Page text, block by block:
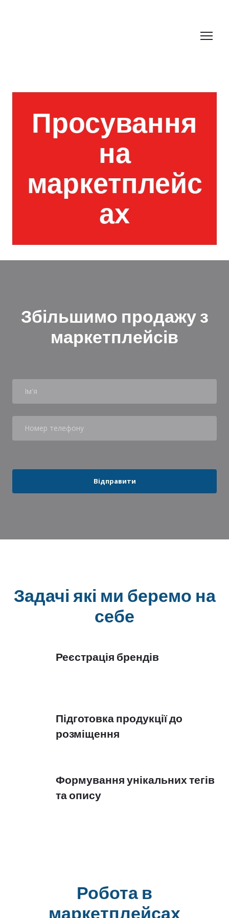
Просування
на
маркетплейс
ах
Збільшимо продажу з
маркетплейсів
Відправити
Задачі які ми беремо на
себе
Реєстрація брендів
Підготовка продукції до
розміщення
Формування унікальних тегів
та опису
Робота в